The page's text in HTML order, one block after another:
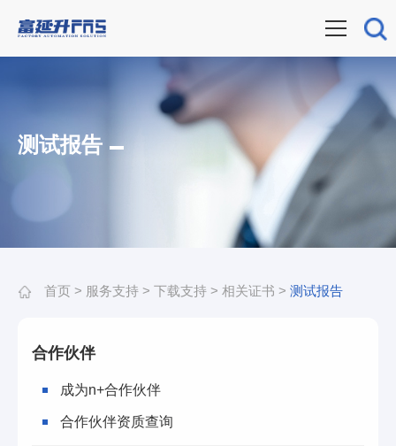
测试报告
首页 > 服务支持 > 下载支持 > 相关证书 > 测试报告
合作伙伴
成为n+合作伙伴
合作伙伴资质查询